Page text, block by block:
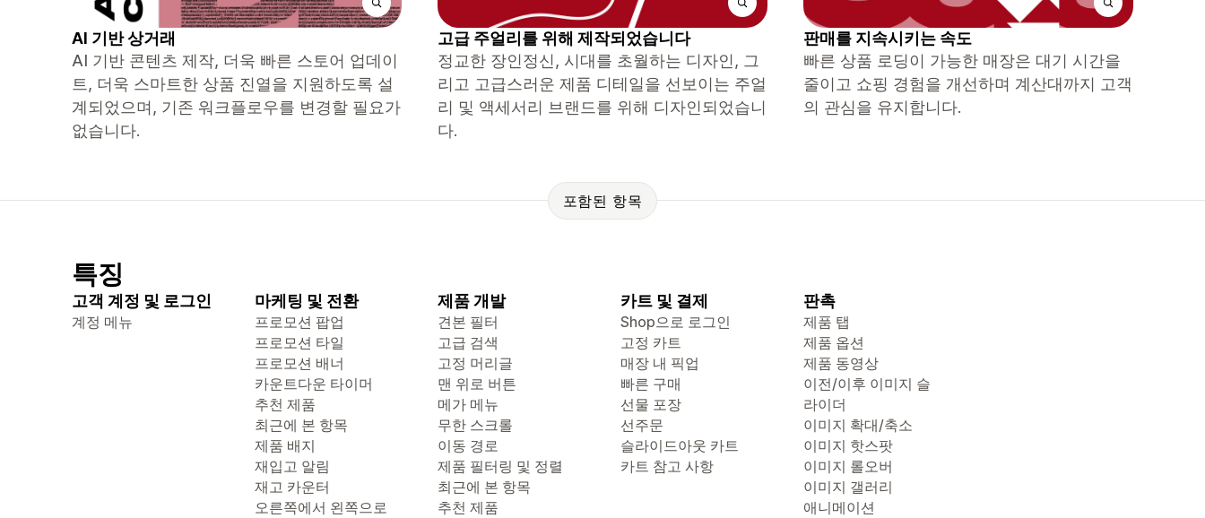
AI 기반 상거래
AI 기반 콘텐츠 제작, 더욱 빠른 스토어 업데이
트, 더욱 스마트한 상품 진열을 지원하도록 설
계되었으며, 기존 워크플로우를 변경할 필요가
없습니다.
고급 주얼리를 위해 제작되었습니다
정교한 장인정신, 시대를 초월하는 디자인, 그
리고 고급스러운 제품 디테일을 선보이는 주얼
리 및 액세서리 브랜드를 위해 디자인되었습니
다.
판매를 지속시키는 속도
빠른 상품 로딩이 가능한 매장은 대기 시간을
줄이고 쇼핑 경험을 개선하며 계산대까지 고객
의 관심을 유지합니다.
포함된 항목
특징
고객 계정 및 로그인
계정 메뉴
마케팅 및 전환
프로모션 팝업
프로모션 타일
프로모션 배너
카운트다운 타이머
추천 제품
최근에 본 항목
제품 배지
재입고 알림
재고 카운터
오른쪽에서 왼쪽으로
제품 개발
견본 필터
고급 검색
고정 머리글
맨 위로 버튼
메가 메뉴
무한 스크롤
이동 경로
제품 필터링 및 정렬
최근에 본 항목
추천 제품
카트 및 결제
Shop으로 로그인
고정 카트
매장 내 픽업
빠른 구매
선물 포장
선주문
슬라이드아웃 카트
카트 참고 사항
판촉
제품 탭
제품 옵션
제품 동영상
이전/이후 이미지 슬
라이더
이미지 확대/축소
이미지 핫스팟
이미지 롤오버
이미지 갤러리
애니메이션